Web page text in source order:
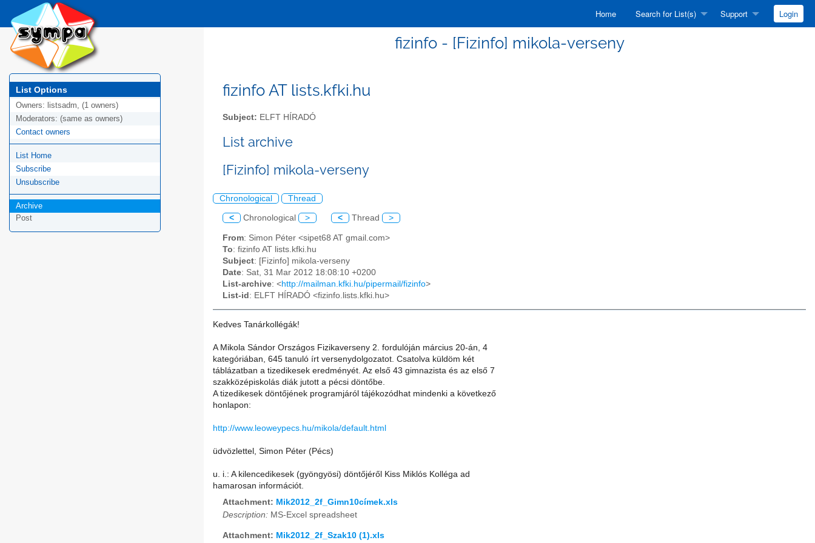
Home Search for List(s) Support Login
fizinfo - [Fizinfo] mikola-verseny
List Options
Owners: listsadm, (1 owners)
Moderators: (same as owners)
Contact owners
List Home
Subscribe
Unsubscribe
Archive
Post
fizinfo AT lists.kfki.hu
Subject: ELFT HÍRADÓ
List archive
[Fizinfo] mikola-verseny
Chronological Thread
< Chronological > < Thread >
From: Simon Péter <sipet68 AT gmail.com>
To: fizinfo AT lists.kfki.hu
Subject: [Fizinfo] mikola-verseny
Date: Sat, 31 Mar 2012 18:08:10 +0200
List-archive: <http://mailman.kfki.hu/pipermail/fizinfo>
List-id : ELFT HÍRADÓ <fizinfo.lists.kfki.hu>
Kedves Tanárkollégák!
A Mikola Sándor Országos Fizikaverseny 2. fordulóján március 20-án, 4
kategóriában, 645 tanuló írt versenydolgozatot. Csatolva küldöm két
táblázatban a tizedikesek eredményét. Az első 43 gimnazista és az első 7
szakközépiskolás diák jutott a pécsi döntőbe.
A tizedikesek döntőjének programjáról tájékozódhat mindenki a következő
honlapon:
http://www.leoweypecs.hu/mikola/default.html
üdvözlettel, Simon Péter (Pécs)
u. i.: A kilencedikesek (gyöngyösi) döntőjéről Kiss Miklós Kolléga ad
hamarosan információt.
Attachment: Mik2012_2f_Gimn10címek.xls
Description: MS-Excel spreadsheet
Attachment: Mik2012_2f_Szak10 (1).xls